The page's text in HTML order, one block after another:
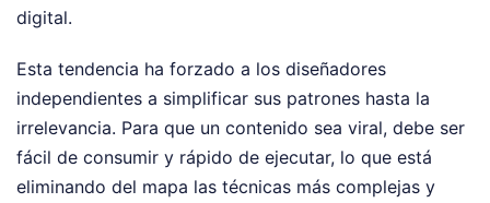
digital.
Esta tendencia ha forzado a los diseñadores
independientes a simplificar sus patrones hasta la
irrelevancia. Para que un contenido sea viral, debe ser
fácil de consumir y rápido de ejecutar, lo que está
eliminando del mapa las técnicas más complejas y